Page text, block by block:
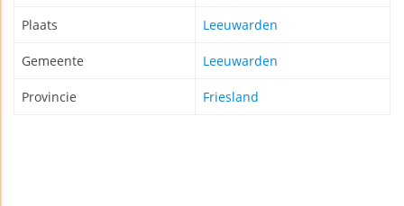
Plaats Leeuwarden
Gemeente Leeuwarden
Provincie Friesland